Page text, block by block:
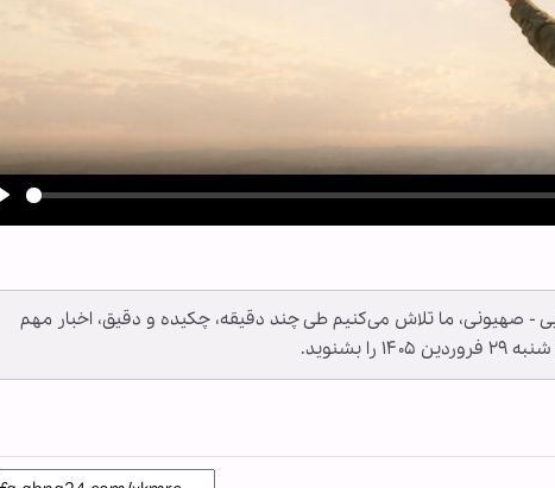
Play
- صهیونی، ما تلاش می‌کنیم طی چند دقیقه، چکیده و دقیق، اخبار مهم